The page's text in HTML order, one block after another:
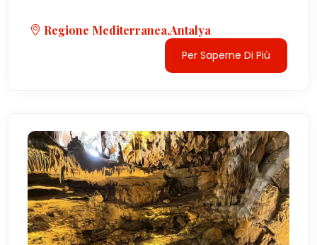
Regione Mediterranea,Antalya
Per Saperne Di Più